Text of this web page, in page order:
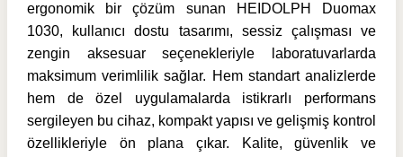
ergonomik bir çözüm sunan HEIDOLPH Duomax
1030, kullanıcı dostu tasarımı, sessiz çalışması ve
zengin aksesuar seçenekleriyle laboratuvarlarda
maksimum verimlilik sağlar. Hem standart analizlerde
hem de özel uygulamalarda istikrarlı performans
sergileyen bu cihaz, kompakt yapısı ve gelişmiş kontrol
özellikleriyle ön plana çıkar. Kalite, güvenlik ve